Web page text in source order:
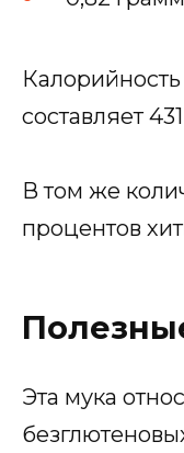
составляет
В том же
процентов
Эта мука